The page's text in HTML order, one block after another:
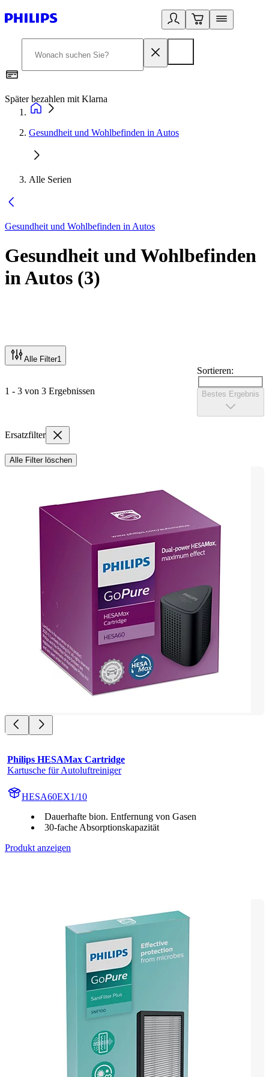
Später bezahlen mit Klarna
Gesundheit und Wohlbefinden in Autos
Alle Serien
Gesundheit und Wohlbefinden in Autos
Gesundheit und Wohlbefinden
in Autos (3)
Alle Filter1
1 - 3 von 3 Ergebnissen
Sortieren:
Bestes Ergebnis
Ersatzfilter
Alle Filter löschen
Philips HESAMax Cartridge
Kartusche für Autoluftreiniger
HESA60EX1/10
Dauerhafte bion. Entfernung von Gasen
30-fache Absorptionskapazität
Produkt anzeigen